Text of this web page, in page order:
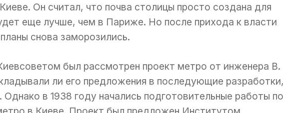
Он считал, что почва столицы просто создана для
еще лучше, чем в Париже. Но после прихода к власти
снова заморозились.
был рассмотрен проект метро от инженера В.
ли его предложения в последующие разработки,
Однако в 1938 году начались подготовительные работы по